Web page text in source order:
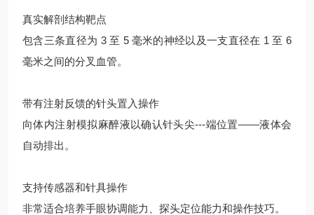
真实解剖结构靶点
包含三条直径为 3 至 5 毫米的神经以及一支直径在 1 至 6
毫米之间的分叉血管。
带有注射反馈的针头置入操作
向体内注射模拟麻醉液以确认针头尖---端位置——液体会
自动排出。
支持传感器和针具操作
非常适合培养手眼协调能力、探头定位能力和操作技巧。